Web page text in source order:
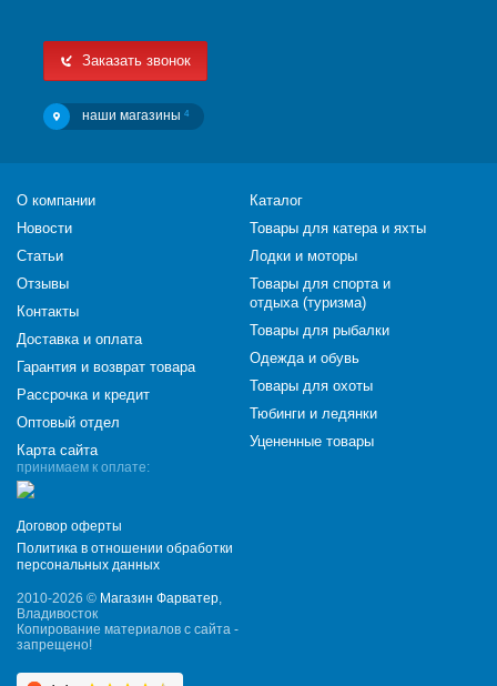
Заказать звонок
наши магазины 4
принимаем к оплате:
Договор оферты
Политика в отношении обработки
персональных данных
2010-2026 © Магазин Фарватер,
Владивосток
Копирование материалов с сайта -
запрещено!
О компании
Новости
Статьи
Отзывы
Контакты
Доставка и оплата
Гарантия и возврат товара
Рассрочка и кредит
Оптовый отдел
Карта сайта
Каталог
Товары для катера и яхты
Лодки и моторы
Товары для спорта и
отдыха (туризма)
Товары для рыбалки
Одежда и обувь
Товары для охоты
Тюбинги и ледянки
Уцененные товары